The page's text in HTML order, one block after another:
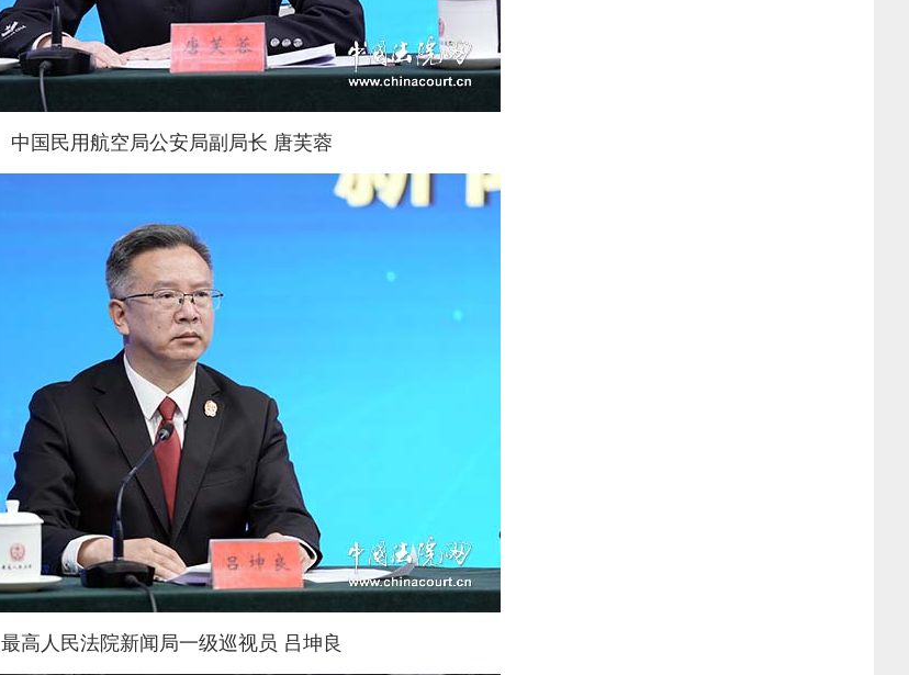
中国民用航空局公安局副局长 唐芙蓉
最高人民法院新闻局一级巡视员 吕坤良